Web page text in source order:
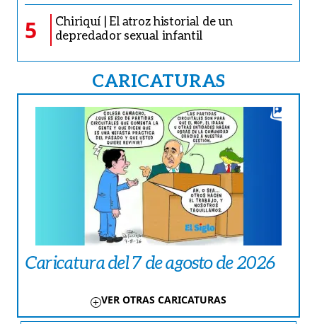
5
Chiriquí | El atroz historial de un
depredador sexual infantil
CARICATURAS
Caricatura del 7 de agosto de 2026
VER OTRAS CARICATURAS